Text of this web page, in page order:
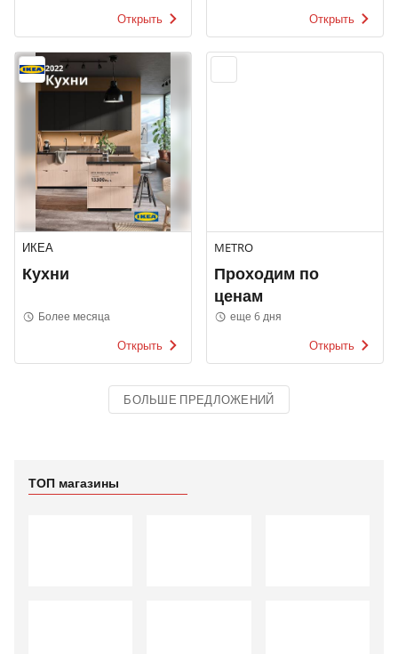
Открыть Открыть
ИКЕА
Кухни
Более месяца
Открыть
METRO
Проходим по
ценам
еще 6 дня
Открыть
БОЛЬШЕ ПРЕДЛОЖЕНИЙ
ТОП магазины